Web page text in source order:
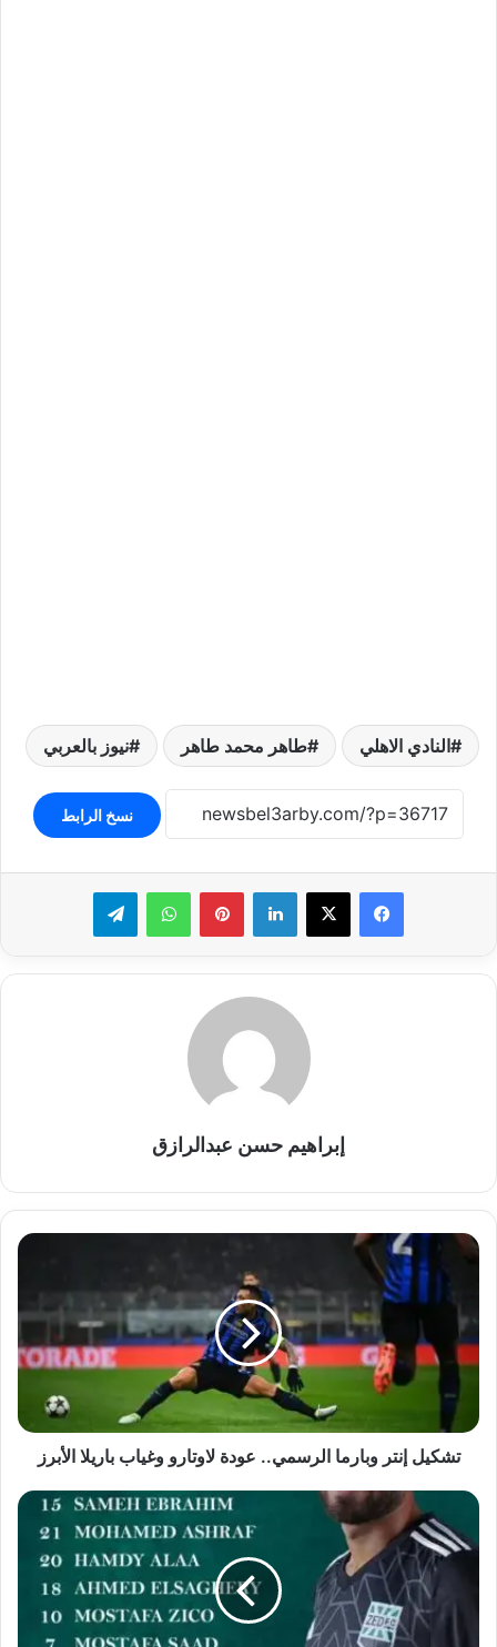
النادي الاهلي طاهر محمد طاهر نيوز بالعربي
نسخ الرابط
لينكدإن بينتيريستواتساب تيلقرام
إبراهيم حسن عبدالرازق
تشكيل
الرسمي..
عودة
لاوتارو
باريلا
الأبرز
تشكيل إنتر وبارما الرسمي.. عودة لاوتارو وغياب باريلا الأبرز
تشكيل
لمباراة